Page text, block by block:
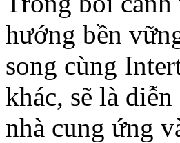
hướng bền
song cùng
khác, sẽ là
nhà cung ứng